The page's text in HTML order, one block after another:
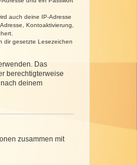
auch deine IP-Adresse
Kontoaktivierung,
dir gesetzte Lesezeichen
Das
berechtigterweise
deinem
zusammen mit